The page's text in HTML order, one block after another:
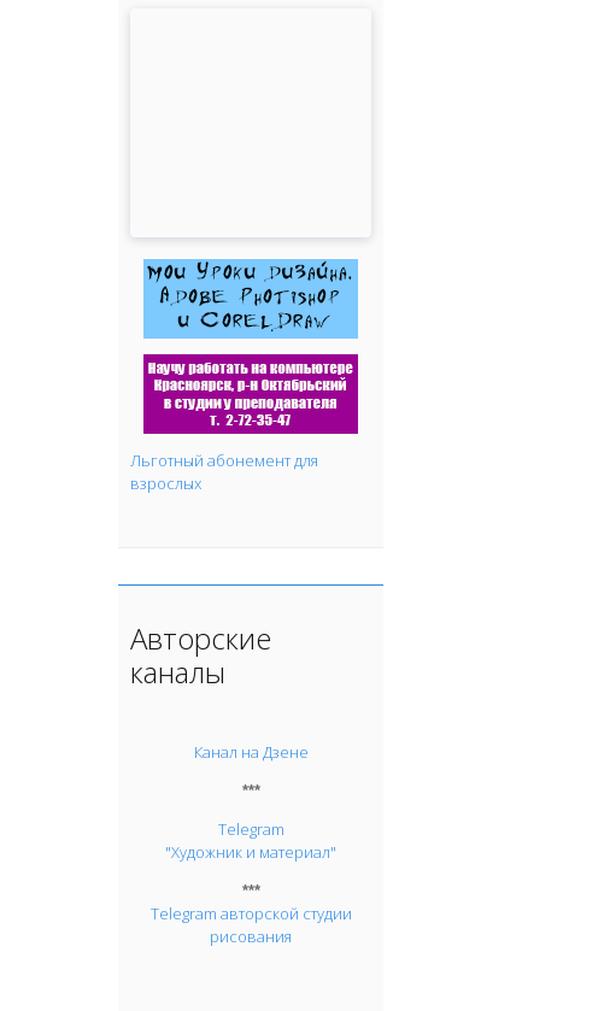
Льготный абонемент для
взрослых
Авторские
каналы
Канал на Дзене
***
Telegram
"Художник и материал"
***
Telegram авторской студии
рисования